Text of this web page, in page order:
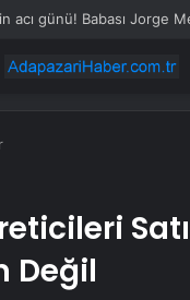
Değil